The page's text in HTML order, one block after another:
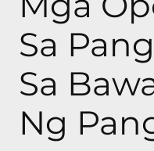
Sa
Sa
Ng